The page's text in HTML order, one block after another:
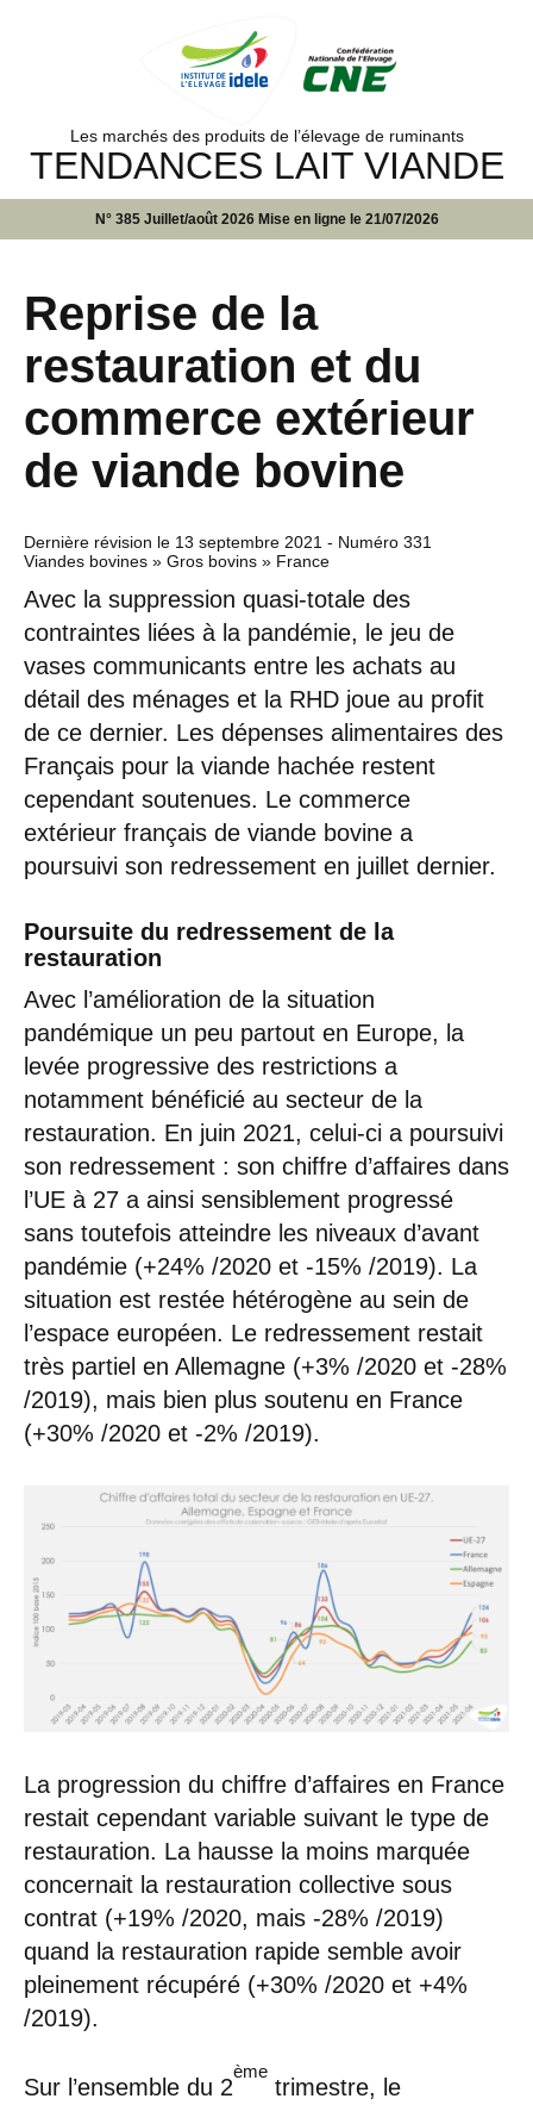
Les marchés des produits de l’élevage de ruminants
TENDANCES LAIT VIANDE
N° 385 Juillet/août 2026 Mise en ligne le 21/07/2026
Reprise de la
restauration et du
commerce extérieur
de viande bovine
Dernière révision le 13 septembre 2021 - Numéro 331
Viandes bovines » Gros bovins » France
Avec la suppression quasi-totale des
contraintes liées à la pandémie, le jeu de
vases communicants entre les achats au
détail des ménages et la RHD joue au profit
de ce dernier. Les dépenses alimentaires des
Français pour la viande hachée restent
cependant soutenues. Le commerce
extérieur français de viande bovine a
poursuivi son redressement en juillet dernier.
Poursuite du redressement de la
restauration
Avec l’amélioration de la situation
pandémique un peu partout en Europe, la
levée progressive des restrictions a
notamment bénéficié au secteur de la
restauration. En juin 2021, celui-ci a poursuivi
son redressement : son chiffre d’affaires dans
l’UE à 27 a ainsi sensiblement progressé
sans toutefois atteindre les niveaux d’avant
pandémie (+24% /2020 et -15% /2019). La
situation est restée hétérogène au sein de
l’espace européen. Le redressement restait
très partiel en Allemagne (+3% /2020 et -28%
/2019), mais bien plus soutenu en France
(+30% /2020 et -2% /2019).
La progression du chiffre d’affaires en France
restait cependant variable suivant le type de
restauration. La hausse la moins marquée
concernait la restauration collective sous
contrat (+19% /2020, mais -28% /2019)
quand la restauration rapide semble avoir
pleinement récupéré (+30% /2020 et +4%
/2019).
Sur l’ensemble du 2
ème
trimestre, le